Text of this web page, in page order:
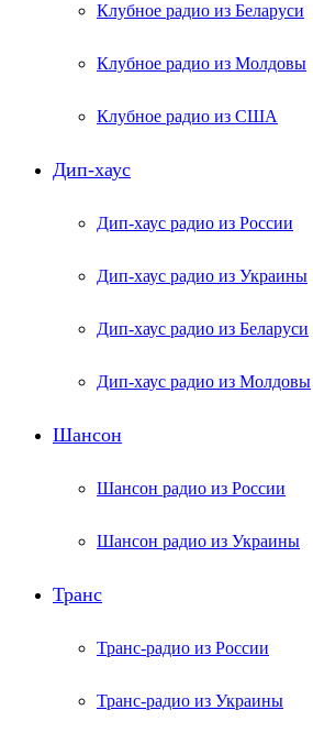
Клубное радио из Беларуси
Клубное радио из Молдовы
Клубное радио из США
Дип-хаус
Дип-хаус радио из России
Дип-хаус радио из Украины
Дип-хаус радио из Беларуси
Дип-хаус радио из Молдовы
Шансон
Шансон радио из России
Шансон радио из Украины
Транс
Транс-радио из России
Транс-радио из Украины